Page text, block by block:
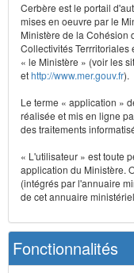
Cerbère est le portail
mises en oeuvre par le
Ministère de la Cohésion
Collectivités Terrritoriales
« le Ministère » (voir les
ethttp://www.mer.gouv.fr).
Le terme « application »
réalisée et mis en ligne
des traitements
« L'utilisateur » est toute
application du Ministère.
(intégrés par l'annuaire
de cet annuaire
Fonctionnalités